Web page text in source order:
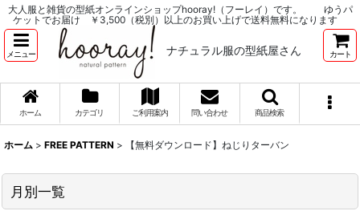
大人服と雑貨の型紙オンラインショップhooray!（フーレイ）です。 ゆうパ
ケットでお届け ￥3,500（税別）以上のお買い上げで送料無料になります
メニュー ナチュラル服の型紙屋さん カート
ホーム カテゴリ ご利用案内 問い合わせ 商品検索
ホーム > FREE PATTERN > 【無料ダウンロード】ねじりターバン
月別一覧